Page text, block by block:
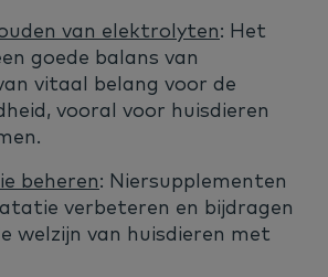
van elektrolyten: Het
goede balans van
vitaal belang voor de
vooral voor huisdieren
beheren: Niersupplementen
verbeteren en bijdragen
welzijn van huisdieren met